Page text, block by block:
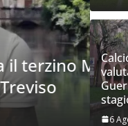
Matteo
5
6